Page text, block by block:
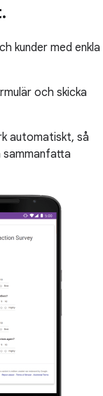
kunder med enkla
och skicka
automatiskt, så
sammanfatta